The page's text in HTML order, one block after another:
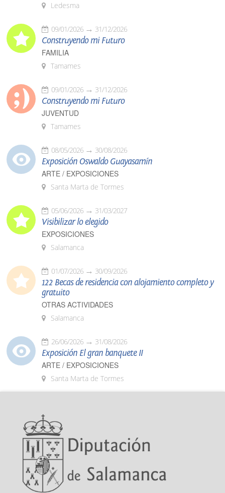
Ledesma
09/01/2026 31/12/2026
Construyendo mi Futuro
FAMILIA
Tamames
09/01/2026 31/12/2026
Construyendo mi Futuro
JUVENTUD
Tamames
08/05/2026 30/08/2026
Exposición Oswaldo Guayasamín
ARTE / EXPOSICIONES
Santa Marta de Tormes
05/06/2026 31/03/2027
Visibilizar lo elegido
EXPOSICIONES
Salamanca
01/07/2026 30/09/2026
122 Becas de residencia con alojamiento completo y
gratuito
OTRAS ACTIVIDADES
Salamanca
26/06/2026 31/08/2026
Exposición El gran banquete II
ARTE / EXPOSICIONES
Santa Marta de Tormes